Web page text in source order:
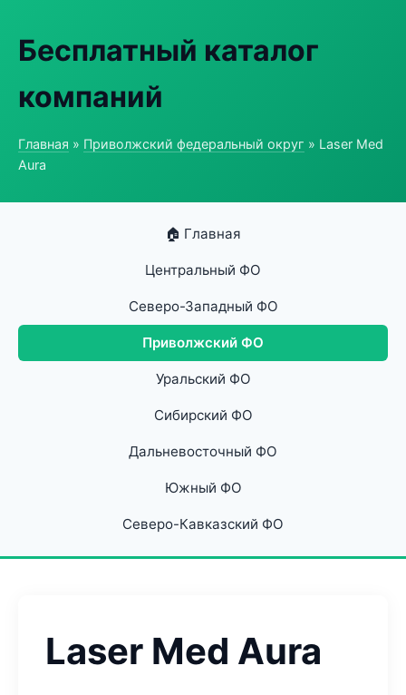
Бесплатный каталог
компаний
Главная » Приволжский федеральный округ » Laser Med
Aura
🏠 Главная
Центральный ФО
Северо-Западный ФО
Приволжский ФО
Уральский ФО
Сибирский ФО
Дальневосточный ФО
Южный ФО
Северо-Кавказский ФО
Laser Med Aura